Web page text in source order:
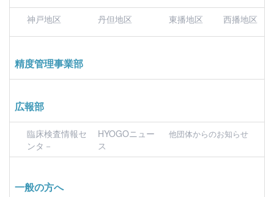
神戸地区 丹但地区 東播地区 西播地区
精度管理事業部
広報部
臨床検査情報セ
ンタ－
HYOGOニュー
ス
他団体からのお知らせ
一般の方へ